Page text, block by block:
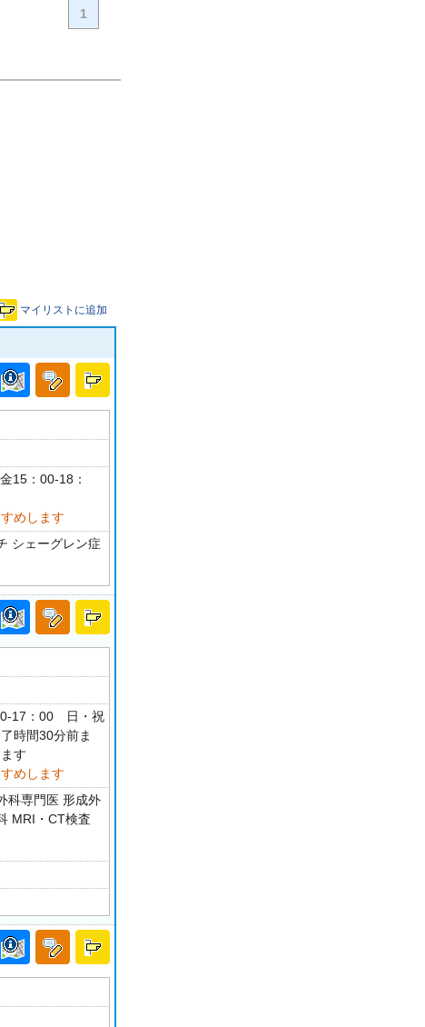
1
マイリストに追加
15：00-18：
めします
シェーグレン症
17：00 日・祝
時間30分前ま
す
めします
科専門医 形成外
MRI・CT検査